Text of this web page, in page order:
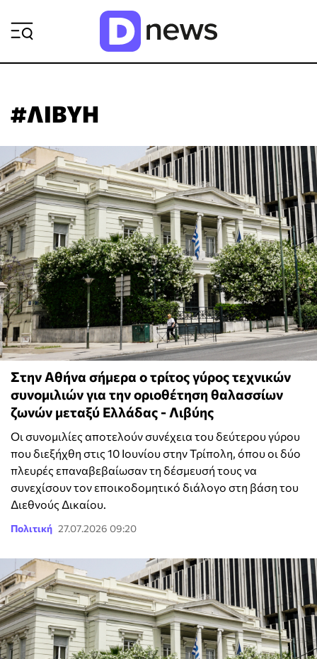
#ΛΙΒΥΗ
Στην Αθήνα σήμερα ο τρίτος γύρος τεχνικών
συνομιλιών για την οριοθέτηση θαλασσίων
ζωνών μεταξύ Ελλάδας - Λιβύης
Οι συνομιλίες αποτελούν συνέχεια του δεύτερου γύρου
που διεξήχθη στις 10 Ιουνίου στην Τρίπολη, όπου οι δύο
πλευρές επαναβεβαίωσαν τη δέσμευσή τους να
συνεχίσουν τον εποικοδομητικό διάλογο στη βάση του
Διεθνούς Δικαίου.
Πολιτική 27.07.2026 09:20